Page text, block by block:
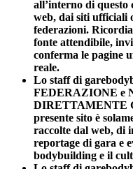
all’interno di questo
web, dai siti ufficiali
federazioni.
fonte attendibile,
conferma le pagine
reale.
Lo staff di
FEDERAZIONE e
DIRETTAMENTE
presente sito è
raccolte dal web, di
reportage di gara e
bodybuilding e il